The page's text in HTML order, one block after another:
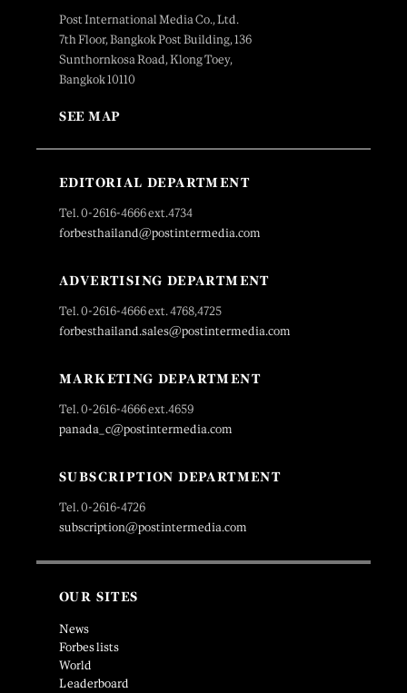
Post International Media Co., Ltd.
7th Floor, Bangkok Post Building, 136
Sunthornkosa Road, Klong Toey,
Bangkok 10110
SEE MAP
EDITORIAL DEPARTMENT
Tel. 0-2616-4666 ext.4734
forbesthailand@postintermedia.com
ADVERTISING DEPARTMENT
Tel. 0-2616-4666 ext. 4768,4725
forbesthailand.sales@postintermedia.com
MARKETING DEPARTMENT
Tel. 0-2616-4666 ext.4659
panada_c@postintermedia.com
SUBSCRIPTION DEPARTMENT
Tel. 0-2616-4726
subscription@postintermedia.com
OUR SITES
News
Forbes lists
World
Leaderboard